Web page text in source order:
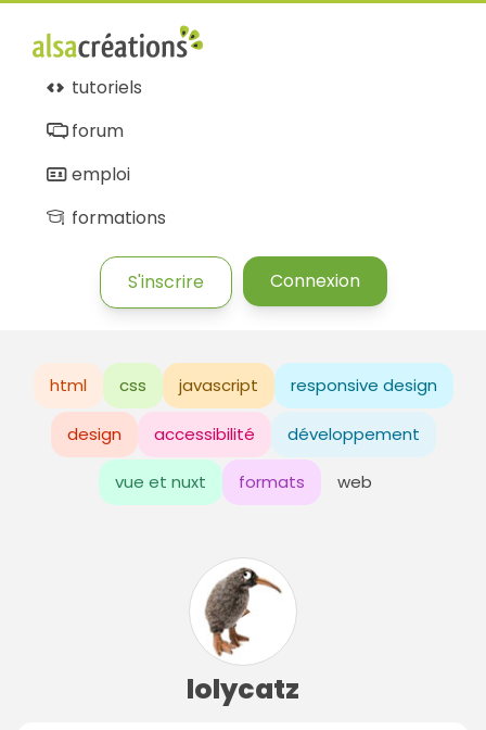
tutoriels
forum
emploi
formations
S'inscrire Connexion
html css javascript responsive design
design accessibilité développement
vue et nuxt formats web
lolycatz